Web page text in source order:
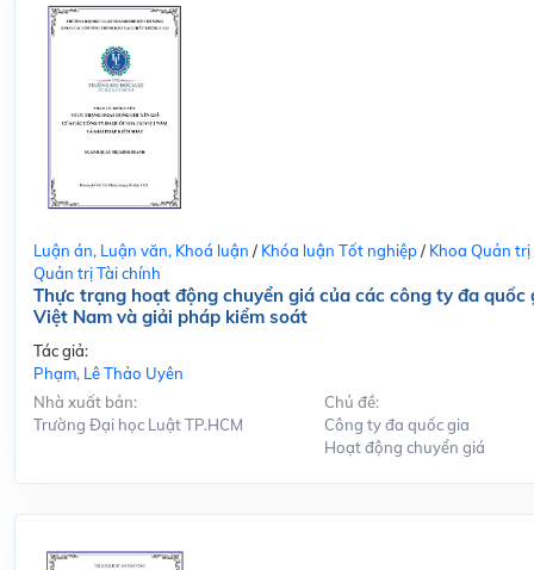
Luận án, Luận văn, Khoá luận / Khóa luận Tốt nghiệp/ Khoa Quản trị
Quản trị Tài chính
Thực trạng hoạt động chuyển giá của các công ty đa quốc
Việt Nam và giải pháp kiểm soát
Tác giả:
Phạm, Lê Thảo Uyên
Nhà xuất bản:
Trường Đại học Luật TP.HCM
Chủ đề:
Công ty đa quốc gia
Hoạt động chuyển giá